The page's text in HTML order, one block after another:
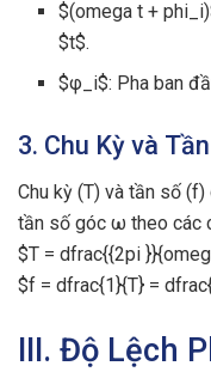
$(omega t +
$t$.
$φ_i$: Pha ban
3. Chu Kỳ và
Chu kỳ (T) và tần số
tần số góc ω theo các
$T = dfrac{{2pi
$f = dfrac{1}{T} =
III. Độ Lệch